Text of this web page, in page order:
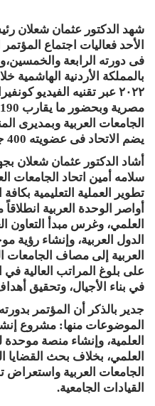
شهد الدكتور عثمان شعلان
الأحد فعاليات اجتماع
فى دورته الرابعة
الجامعات العربية وبمديرى
يضم الاتحاد فى عضويته 400 جامعة عربية.
أشاد الدكتور عثمان شعلان
سلامه أمين اتحاد الجامعات
تطوير العملية التعليمية
أواصر الوحدة العربية
العلمي، وغرس مبدأ التعاون
الدول العربية، وإنشاء رؤية
العربية إلى مصاف الجامعات
على بلوغ المراتب العالية في
في بناء الأجيال، وتحقيق
الموضوعات منها: مشروع
العلمية، وإنشاء منصة موحدة
العلمي، بخلاف بحث القضايا
الجامعات العربية
القيادات الجامعية.